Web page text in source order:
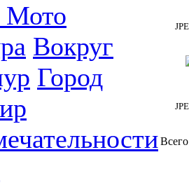
Мото
Вокруг
Город